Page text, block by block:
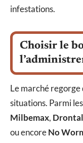
infestations.
Choisir le
Le marché
situations. Parmi
Milbemax, Drontal
ou encoreNo